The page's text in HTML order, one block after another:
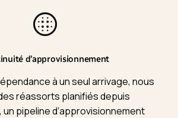
d’approvisionnement
à un seul arrivage, nous
réassorts planifiés depuis
un pipeline d’approvisionnement